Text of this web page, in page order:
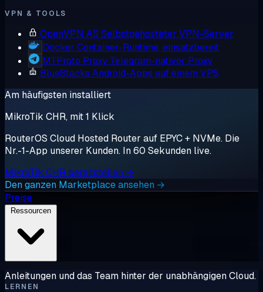
VPN & TOOLS
OpenVPN AS Selbstgehosteter VPN-Server
Docker Container-Runtime, einsatzbereit
MTProto Proxy Telegram-nativer Proxy
BlueStacks Android-Apps auf einem VPS
Am häufigsten installiert
MikroTik CHR, mit 1 Klick
RouterOS Cloud Hosted Router auf EPYC + NVMe. Die
Nr.-1-App unserer Kunden. In 60 Sekunden live.
MikroTik CHR bereitstellen →
Den ganzen Marketplace ansehen →
Preise
Anleitungen und das Team hinter der unabhängigen Cloud.
LERNEN